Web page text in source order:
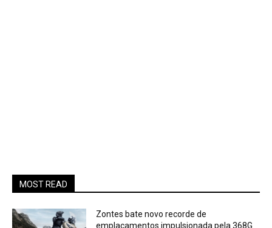
MOST READ
Zontes bate novo recorde de
emplacamentos impulsionada pela 368G